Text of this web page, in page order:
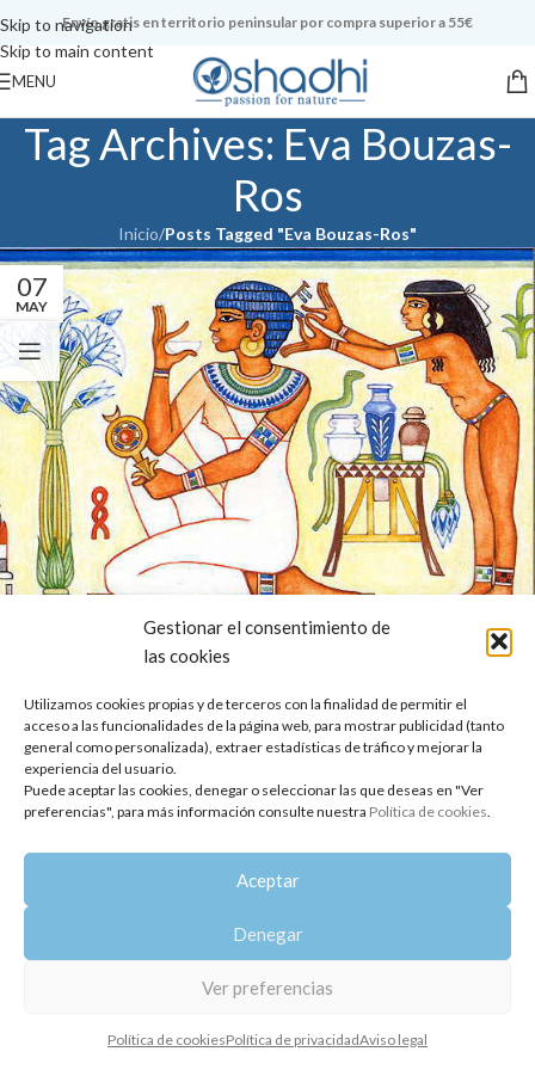
Gestionar el consentimiento de
las cookies
Utilizamos cookies propias y de terceros con la finalidad de permitir el
acceso a las funcionalidades de la página web, para mostrar publicidad (tanto
general como personalizada), extraer estadísticas de tráfico y mejorar la
experiencia del usuario.
Puede aceptar las cookies, denegar o seleccionar las que deseas en "Ver
preferencias", para más información consulte nuestra Política de cookies.
Aceptar
Denegar
Ver preferencias
Política de cookiesPolítica de privacidadAviso legal
Skip to navigation
Skip to main content
Envío gratis en territorio peninsular por compra superior a 55€
MENU
Tag Archives: Eva Bouzas-
Ros
Inicio/Posts Tagged "Eva Bouzas-Ros"
07
MAY
Oshadhi en la Escuela Internacional de
Aromaterapia de Barcelona
Oshadhi
Presentar los productos y la filosofía de Oshadhi es el objetivo
de la jornada que tendrá lugar el próximo 17 de mayo en la Esc...
SEGUIR LEYENDO
Copyright 2014-2025Oshadhi España
Aviso legal